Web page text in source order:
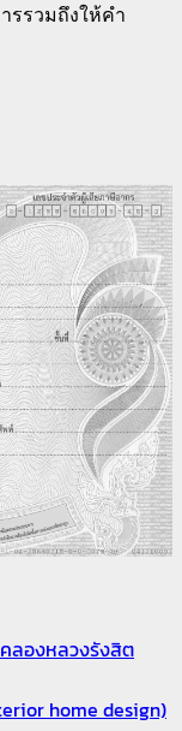
รรวมถึงให้คำ
ลองหลวงรังสิต
home design)